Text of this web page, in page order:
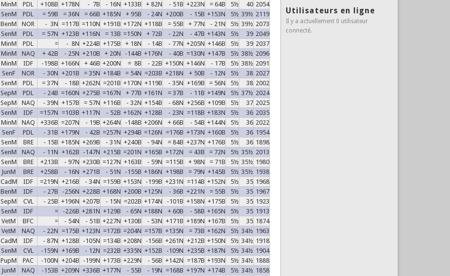
MinM PDL +108B +178N - 7B - 16N +133B + 82N - 51B +223N = 64B 5½ 40 2054
SenM PDL = 59B = 36N = 66B +185N + 95B - 24N +200B - 15B +153N 5½ 39½ 2119
BenM NOR - 3N =117B =110N +191B +172N +118B = 55B + 77N - 21N 5½ 39½ 2073
SenM PDL = 57N +123B +116N = 13B =150N + 72B - 22N - 47B +143N 5½ 39 2049
MinM PDL = - 8N +224B +175B + 18N - 14B - 77N +205N +146B 5½ 39 2037
MinM NAQ + 42B - 25N +210B + 20N -144B +176N - 40B =130N +147B 5½ 38½ 2096
MinM IDF -198B +166N + 46B +200N = 8B - 22B +150N +146N - 17B 5½ 38½ 2091
SenF NOR - 30N +201B = 35N +184B = 54N =203B +218N + 50B - 12N 5½ 38 2027
SenM PDL = 37N - 18B +262N =201B +170N +119B - 35N +169B = 56N 5½ 38 2002
SepM PDL - 24B =160N +275B =167N + 77B +161N = 37B - 11B +149N 5½ 37½ 2024
SepM NAQ - 39N +157B = 57N +116B - 32N +154B - 68N +256B +109B 5½ 37 2025
SenM IDF =157N =103B +117N - 52B +162N +128B - 23N =118B +183N 5½ 36 2035
MinM NAQ +336B =207N - 19B +264N -148B +206N + 66B - 54B +144N 5½ 36 2022
SenF PDL - 31B +179N - 42B =257N +294B =126N =176B +173N +160B 5½ 36 1954
SenM BRE - 15B +185N +269B - 31N +240B - 94N = 84B +237N +176B 5½ 36 1898
SenM NAQ - 11N +162B -147N +215B =201N +165B +172N = 43B = 72N 5½ 35½ 2013
SenM BRE +213B - 97N +230B =127N +163B - 59N =115B + 98N = 71B 5½ 35½ 1980
JunM BRE +258B - 16N +271B - 51N -155B +186N +198B = 79N +145B 5½ 35½ 1938
CadM IDF =219N +216B - 34N =159B +153N -199B +231N =114B +152N 5½ 35 1968
BenM IDF - 27B -256N +228B +168N +200B +125N - 36B +221N = 55B 5½ 35 1967
SepM CVL - 25B +196N +207B - 15N =202B +174N -101B +158N +175B 5½ 35 1923
SenM IDF = -226B +281N +129B - 65N +188N + 60B - 58B +165N 5½ 35 1913
VetM BFC = - 54N - 51B +227N +130B - 53N +171B +189N +167B 5½ 35 1874
VetM NAQ - 22N =175B +123N =172B =204N =157B +135N = 73B +162N 5½ 34½ 1963
CadM IDF - 87N +128B -105N =134B +208N -156B +261N +212B +150N 5½ 34½ 1918
SenM CVL -159N +169B - 12N =232B +335N +152B -109N +235B +187N 5½ 34½ 1904
PupM PAC -100N +204B -199N +173B +229N - 56B +142N =187B +193N 5½ 34½ 1888
JunM NAQ -153B +209N +336B +177N - 55B - 19N =168B +197N +174B 5½ 34½ 1858
Utilisateurs en ligne
Il y a actuellement 0 utilisateur
connecté.